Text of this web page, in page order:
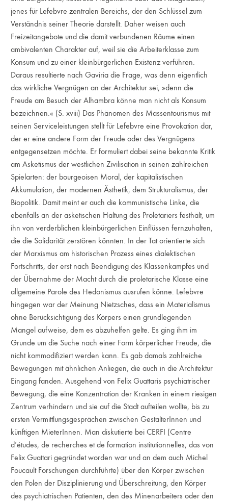
jenes für Lefebvre zentralen Bereichs, der den Schlüssel zum
Verständnis seiner Theorie darstellt. Daher weisen auch
Freizeitangebote und die damit verbundenen Räume einen
ambivalenten Charakter auf, weil sie die Arbeiterklasse zum
Konsum und zu einer kleinbürgerlichen Existenz verführen.
Daraus resultierte nach Gaviria die Frage, was denn eigentlich
das wirkliche Vergnügen an der Architektur sei, »denn die
Freude am Besuch der Alhambra könne man nicht als Konsum
bezeichnen.« (S. xviii) Das Phänomen des Massentourismus mit
seinen Serviceleistungen stellt für Lefebvre eine Provokation dar,
der er eine andere Form der Freude oder des Vergnügens
entgegensetzen möchte. Er formuliert dabei seine bekannte Kritik
am Asketismus der westlichen Zivilisation in seinen zahlreichen
Spielarten: der bourgeoisen Moral, der kapitalistischen
Akkumulation, der modernen Ästhetik, dem Strukturalismus, der
Biopolitik. Damit meint er auch die kommunistische Linke, die
ebenfalls an der asketischen Haltung des Proletariers festhält, um
ihn von verderblichen kleinbürgerlichen Einflüssen fernzuhalten,
die die Solidarität zerstören könnten. In der Tat orientierte sich
der Marxismus am historischen Prozess eines dialektischen
Fortschritts, der erst nach Beendigung des Klassenkampfes und
der Übernahme der Macht durch die proletarische Klasse eine
allgemeine Parole des Hedonismus ausrufen könne. Lefebvre
hingegen war der Meinung Nietzsches, dass ein Materialismus
ohne Berücksichtigung des Körpers einen grundlegenden
Mangel aufweise, dem es abzuhelfen gelte. Es ging ihm im
Grunde um die Suche nach einer Form körperlicher Freude, die
nicht kommodifiziert werden kann. Es gab damals zahlreiche
Bewegungen mit ähnlichen Anliegen, die auch in die Architektur
Eingang fanden. Ausgehend von Felix Guattaris psychiatrischer
Bewegung, die eine Konzentration der Kranken in einem riesigen
Zentrum verhindern und sie auf die Stadt aufteilen wollte, bis zu
ersten Vermittlungsgesprächen zwischen GestalterInnen und
künftigen MieterInnen. Man diskutierte bei CERFI (Centre
d’études, de recherches et de formation institutionnelles, das von
Felix Guattari gegründet worden war und an dem auch Michel
Foucault Forschungen durchführte) über den Körper zwischen
den Polen der Disziplinierung und Überschreitung, den Körper
des psychiatrischen Patienten, den des Minenarbeiters oder den